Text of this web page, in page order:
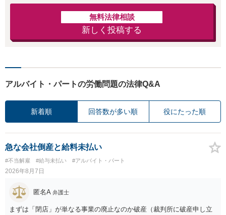
無料法律相談
新しく投稿する
アルバイト・パートの労働問題の法律Q&A
新着順 回答数が多い順 役にたった順
急な会社倒産と給料未払い
#不当解雇 #給与未払い #アルバイト・パート
2026年8月7日
匿名A 弁護士
まずは「閉店」が単なる事業の廃止なのか破産（裁判所に破産申し立